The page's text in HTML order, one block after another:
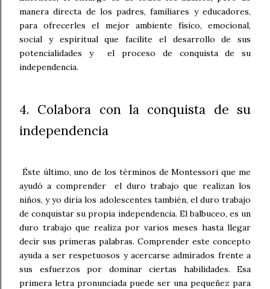
manera directa de los padres, familiares y educadores,
para ofrecerles el mejor ambiente físico, emocional,
social y espiritual que facilite el desarrollo de sus
potencialidades y el proceso de conquista de su
independencia.
4. Colabora con la conquista de su
independencia
Éste último, uno de los términos de Montessori que me
ayudó a comprender el duro trabajo que realizan los
niños, y yo diría los adolescentes también, el duro trabajo
de conquistar su propia independencia. El balbuceo, es un
duro trabajo que realiza por varios meses hasta llegar
decir sus primeras palabras. Comprender este concepto
ayuda a ser respetuosos y acercarse admirados frente a
sus esfuerzos por dominar ciertas habilidades. Esa
primera letra pronunciada puede ser una pequeñez para